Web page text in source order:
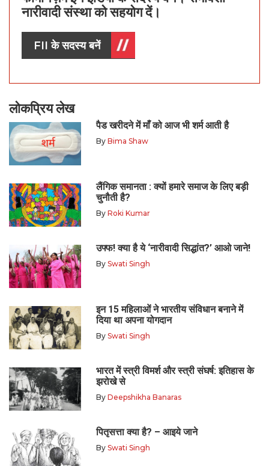
नारीवादी संस्था को सहयोग दें।
FII के सदस्य बनें
लोकप्रिय लेख
पैड खरीदने में माँ को आज भी शर्म आती है
By Bima Shaw
लैंगिक समानता : क्यों हमारे समाज के लिए बड़ी
चुनौती है?
By Roki Kumar
उफ्फ! क्या है ये ‘नारीवादी सिद्धांत?’ आओ जाने!
By Swati Singh
इन 15 महिलाओं ने भारतीय संविधान बनाने में
दिया था अपना योगदान
By Swati Singh
भारत में स्त्री विमर्श और स्त्री संघर्ष: इतिहास के
झरोखे से
By Deepshikha Banaras
पितृसत्ता क्या है? – आइये जाने
By Swati Singh